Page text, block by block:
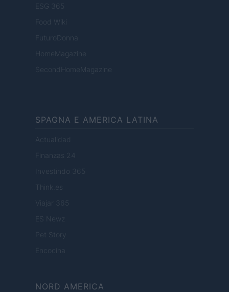
ESG 365
Food Wiki
FuturoDonna
HomeMagazine
SecondHomeMagazine
SPAGNA E AMERICA LATINA
Actualidad
Finanzas 24
Investindo 365
Think.es
Viajar 365
ES Newz
Pet Story
Encocina
NORD AMERICA